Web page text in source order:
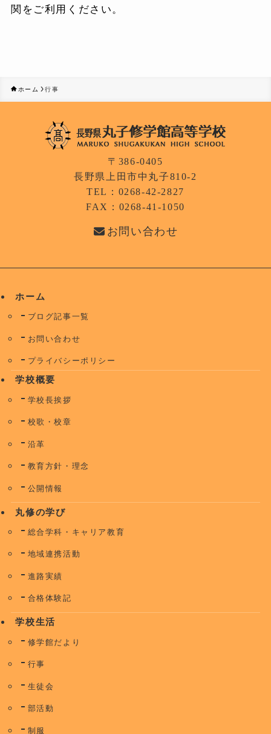
関をご利用ください。
ホーム 行事
〒386-0405
長野県上田市中丸子810-2
TEL：0268-42-2827
FAX：0268-41-1050
お問い合わせ
ホーム
ブログ記事一覧
お問い合わせ
プライバシーポリシー
学校概要
学校長挨拶
校歌・校章
沿革
教育方針・理念
公開情報
丸修の学び
総合学科・キャリア教育
地域連携活動
進路実績
合格体験記
学校生活
修学館だより
行事
生徒会
部活動
制服